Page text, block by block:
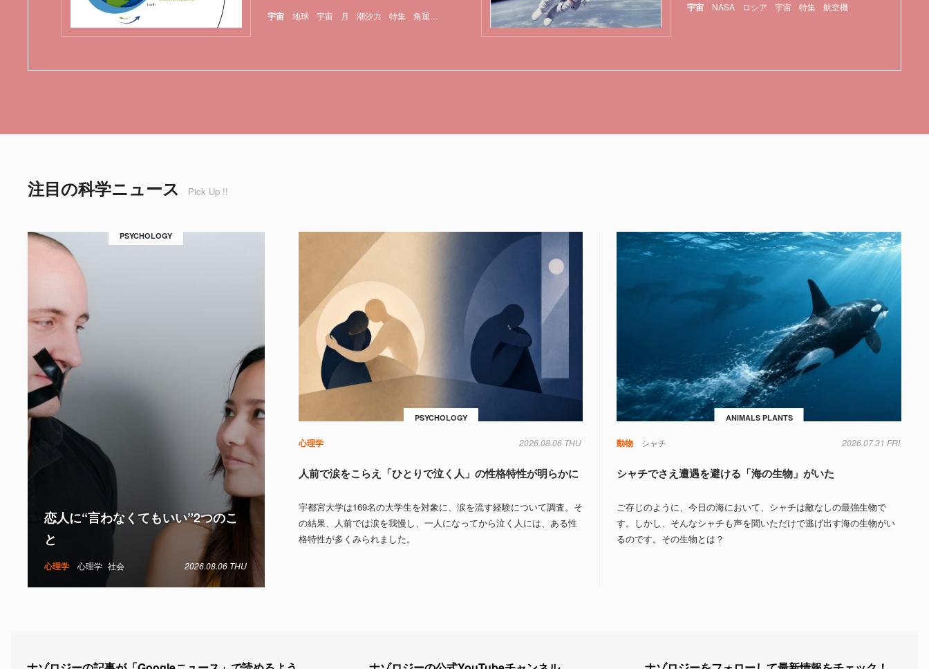
宇宙 地球 宇宙 月 潮汐力 特集 角運動量保存の法則 重力
宇宙 NASA ロシア 宇宙 特集 航空機
注目の科学ニュース Pick Up !!
PSYCHOLOGY
心理学 心理学 社会 2026.08.06 THU
恋人に“言わなくてもいい”2つのこ
と
PSYCHOLOGY
心理学 2026.08.06 THU
人前で涙をこらえ「ひとりで泣く人」の性格特性が明らかに
宇都宮大学は169名の大学生を対象に、涙を流す経験について調査。そ
の結果、人前では涙を我慢し、一人になってから泣く人には、ある性
格特性が多くみられました。
ANIMALS PLANTS
動物 シャチ 2026.07.31 FRI
シャチでさえ遭遇を避ける「海の生物」がいた
ご存じのように、今日の海において、シャチは敵なしの最強生物で
す。しかし、そんなシャチも声を聞いただけで逃げ出す海の生物がい
るのです。その生物とは？